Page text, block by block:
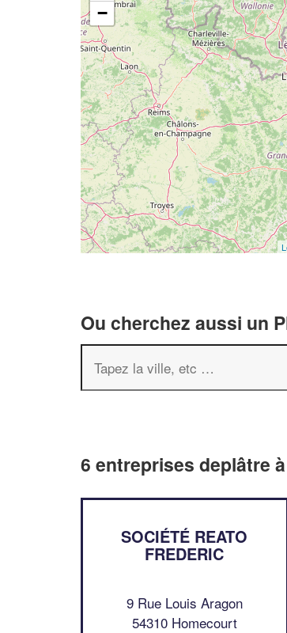
−
Ou cherchez aussi un
6 entreprises deplâtre
SOCIÉTÉ REATO
FREDERIC
9 Rue Louis Aragon
54310 Homecourt